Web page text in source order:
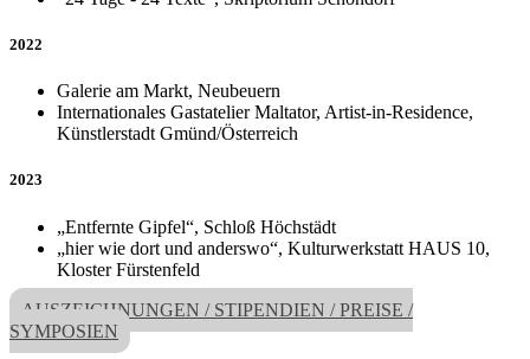
2022
Galerie am Markt, Neubeuern
Internationales Gastatelier Maltator, Artist-in-Residence,
Künstlerstadt Gmünd/Österreich
2023
„Entfernte Gipfel“, Schloß Höchstädt
„hier wie dort und anderswo“, Kulturwerkstatt HAUS 10,
Kloster Fürstenfeld
AUSZEICHNUNGEN / STIPENDIEN / PREISE /
SYMPOSIEN